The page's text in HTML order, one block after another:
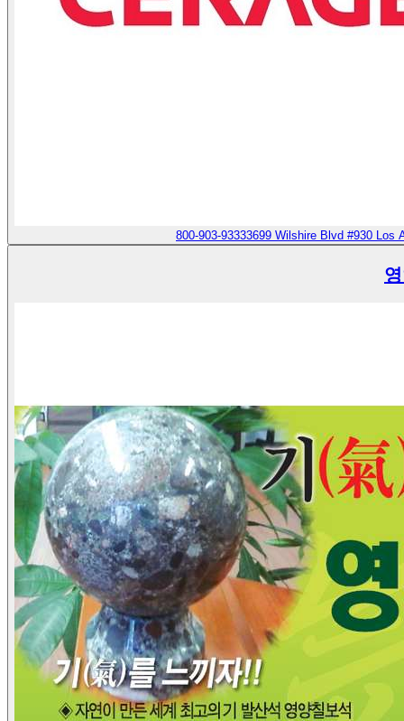
800-903-93333699 Wilshire Blvd #930 Los